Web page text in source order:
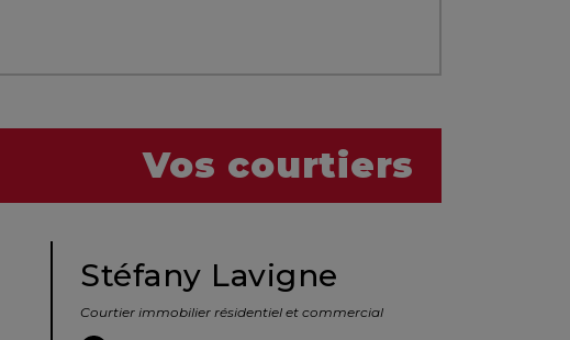
Vos courtiers
Stéfany Lavigne
Courtier immobilier résidentiel et commercial